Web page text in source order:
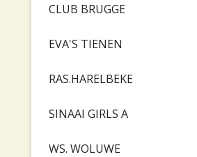
CLUB BRUGGE
EVA'S TIENEN
RAS.HARELBEKE
SINAAI GIRLS A
WS. WOLUWE